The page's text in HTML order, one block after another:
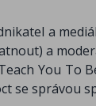
a
a
You To
se správou